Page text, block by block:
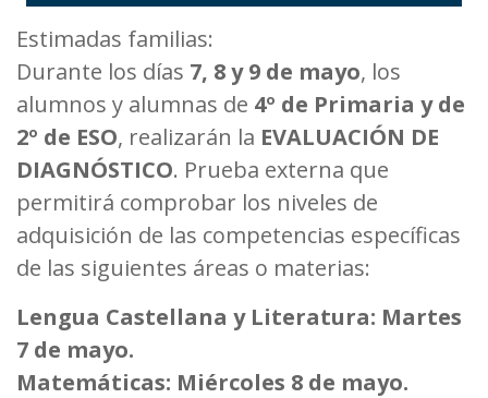
Estimadas familias:
Durante los días 7, 8 y 9 de mayo, los
alumnos y alumnas de 4º de Primaria y de
2º de ESO, realizarán la EVALUACIÓN DE
DIAGNÓSTICO. Prueba externa que
permitirá comprobar los niveles de
adquisición de las competencias específicas
de las siguientes áreas o materias:
Lengua Castellana y Literatura: Martes
7 de mayo.
Matemáticas: Miércoles 8 de mayo.